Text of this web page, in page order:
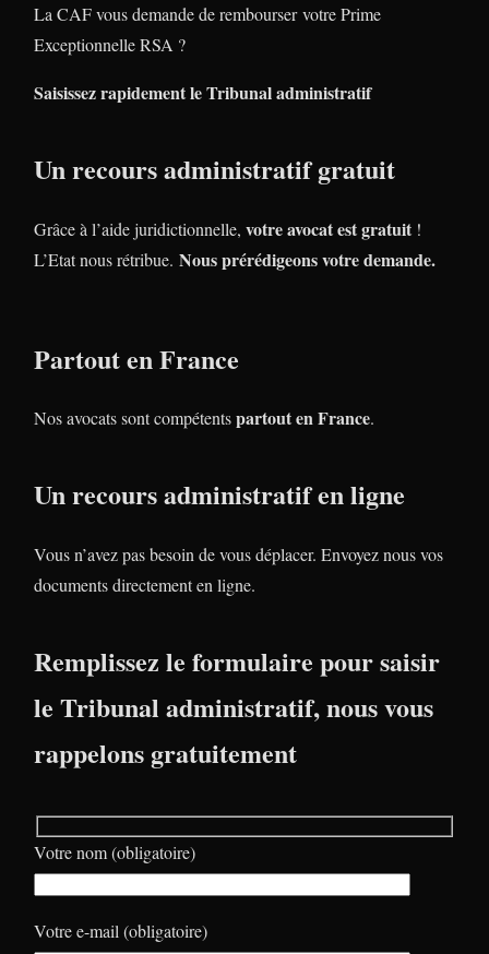
La CAF vous demande de rembourser votre Prime
Exceptionnelle RSA ?
Saisissez rapidement le Tribunal administratif
Un recours administratif gratuit
Grâce à l’aide juridictionnelle, votre avocat est gratuit !
L’Etat nous rétribue. Nous prérédigeons votre demande.
Partout en France
Nos avocats sont compétentspartout en France.
Un recours administratif en ligne
Vous n’avez pas besoin de vous déplacer. Envoyez nous vos
documents directement en ligne.
Remplissez le formulaire pour saisir
le Tribunal administratif, nous vous
rappelons gratuitement
Votre nom (obligatoire)
Votre e-mail (obligatoire)